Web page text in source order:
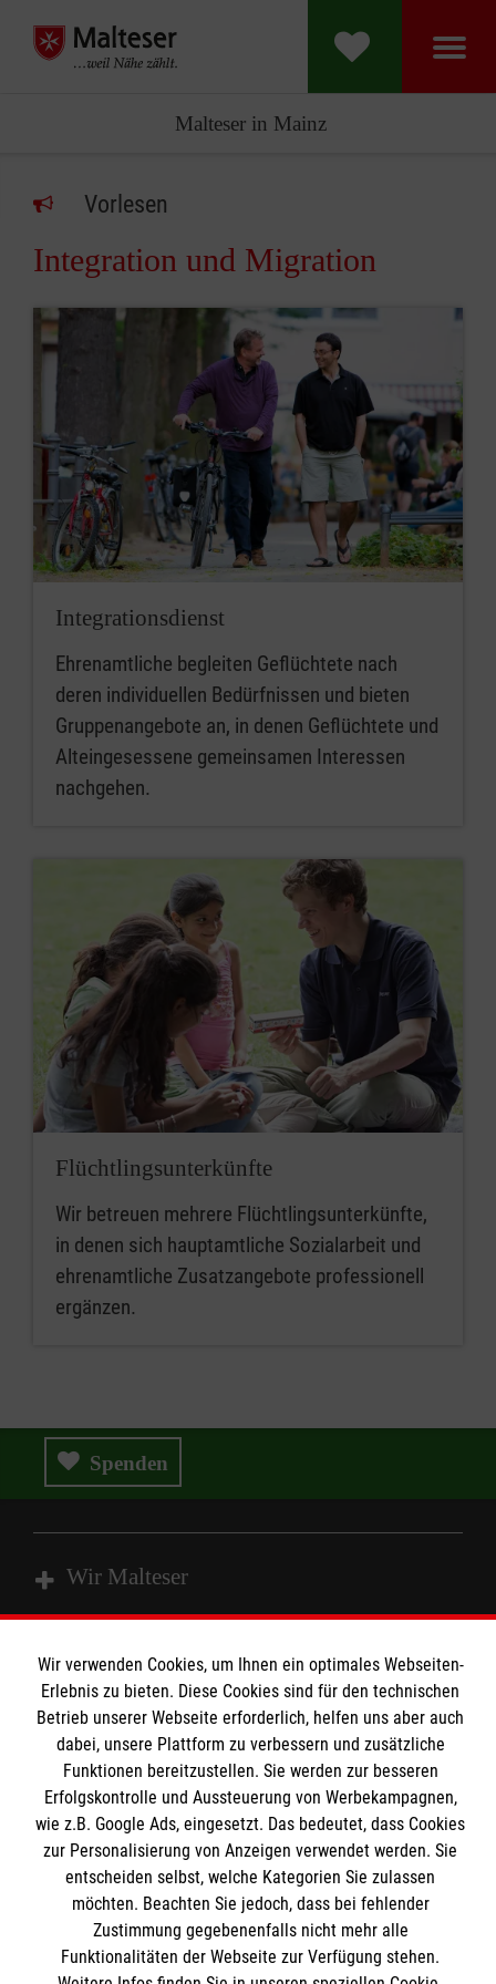
Malteser in Mainz
Vorlesen
Integration und Migration
Integrations­dienst
Ehrenamtliche begleiten Geflüchtete nach
deren individuellen Bedürfnissen und bieten
Gruppenangebote an, in denen Geflüchtete und
Alteingesessene gemeinsamen Interessen
nachgehen.
Flüchtlingsunterkünfte
Wir betreuen mehrere Flüchtlingsunterkünfte,
in denen sich hauptamtliche Sozialarbeit und
ehrenamtliche Zusatzangebote professionell
ergänzen.
Spenden
Wir Malteser
Spenden und Helfen
Angebote und Leistungen
Unsere Kurse
Mitwirken
Ansprechpartner
Standorte
Informationen
Kontakt
Impressum
Datenschutz
Barrierefreiheit
Medizinproduktesicherheit
Netiquette
Malteser online
Malteser bundesweit
Malteser im Bistum Mainz
Spendenkonto
Wir verwenden Cookies, um Ihnen ein optimales Webseiten-
Erlebnis zu bieten. Diese Cookies sind für den technischen
Betrieb unserer Webseite erforderlich, helfen uns aber auch
dabei, unsere Plattform zu verbessern und zusätzliche
Funktionen bereitzustellen. Sie werden zur besseren
Erfolgskontrolle und Aussteuerung von Werbekampagnen,
wie z.B. Google Ads, eingesetzt. Das bedeutet, dass Cookies
zur Personalisierung von Anzeigen verwendet werden. Sie
entscheiden selbst, welche Kategorien Sie zulassen
möchten. Beachten Sie jedoch, dass bei fehlender
Zustimmung gegebenenfalls nicht mehr alle
Funktionalitäten der Webseite zur Verfügung stehen.